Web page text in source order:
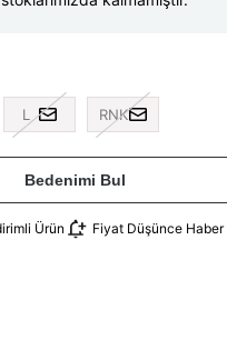
L RNK
Bedenimi Bul
Ürün Fiyat Düşünce Haber